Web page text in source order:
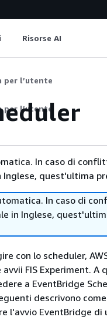
Risorse AI
per l’utente
per l’utente
In caso di
quest'ultima
In caso di
in Inglese,
con lo scheduler,
FIS Experiment. A
a EventBridge
descrivono
l'avvio EventBridge di